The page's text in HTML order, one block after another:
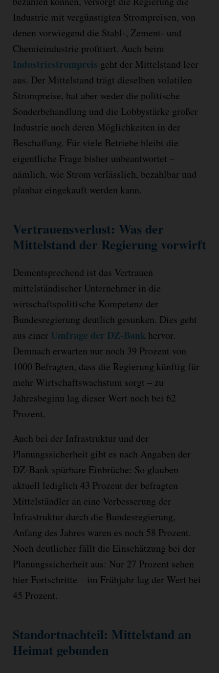
Industrie mit vergünstigten Strompreisen, von
denen vorwiegend die Stahl-, Zement- und
Chemieindustrie profitiert. Auch beim
Industriestrompreis geht der Mittelstand leer
aus. Der Mittelstand trägt dieselben volatilen
Strompreise, hat aber weder die politische
Sonderbehandlung und die Lobbystärke großer
Industrie noch deren Möglichkeiten in der
Beschaffung. Für viele Betriebe bleibt die
eigentliche Frage bisher unbeantwortet –
nämlich, wie Strom verlässlich, bezahlbar und
planbar eingekauft werden kann.
Vertrauensverlust: Was der
Mittelstand der Regierung vorwirft
Dementsprechend ist das Vertrauen
mittelständischer Unternehmer in die
wirtschaftspolitische Kompetenz der
Bundesregierung deutlich gesunken. Dies geht
aus einer Umfrage der DZ-Bankhervor.
Demnach erwarten nur noch 39 Prozent von
1000 Befragten, dass die Regierung künftig für
mehr Wirtschaftswachstum sorgt – zu
Jahresbeginn lag dieser Wert noch bei 62
Prozent.
Auch bei der Infrastruktur und der
Planungssicherheit gibt es nach Angaben der
DZ-Bank spürbare Einbrüche: So glauben
aktuell lediglich 43 Prozent der befragten
Mittelständler an eine Verbesserung der
Infrastruktur durch die Bundesregierung,
Anfang des Jahres waren es noch 58 Prozent.
Noch deutlicher fällt die Einschätzung bei der
Planungssicherheit aus: Nur 27 Prozent sehen
hier Fortschritte – im Frühjahr lag der Wert bei
45 Prozent.
Standortnachteil: Mittelstand an
Heimat gebunden